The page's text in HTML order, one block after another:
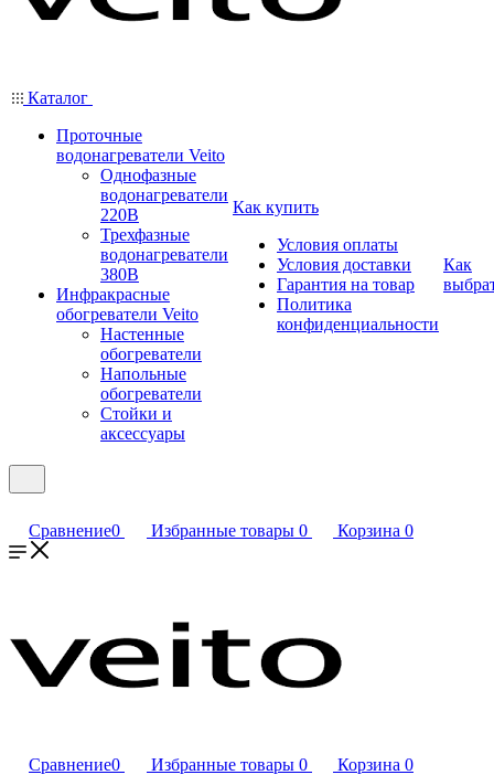
Каталог
Проточные
водонагреватели Veito
Однофазные
водонагреватели
220В
Трехфазные
водонагреватели
380В
Инфракрасные
обогреватели Veito
Настенные
обогреватели
Напольные
обогреватели
Стойки и
аксессуары
Как купить
Условия оплаты
Условия доставки
Гарантия на товар
Политика
конфиденциальности
Как
Сравнение0 Избранные товары 0 Корзина 0
Сравнение0 Избранные товары 0 Корзина 0